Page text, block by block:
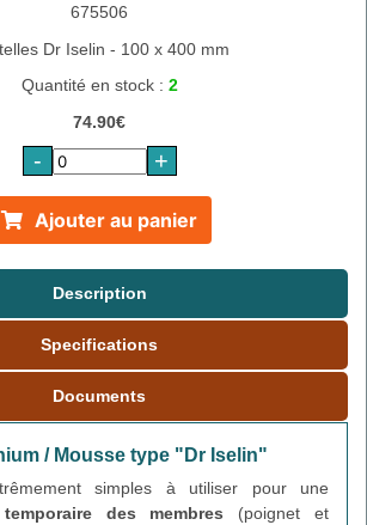
675506
Dr Iselin - 100 x 400 mm
Quantité en stock : 2
74.90€
- +
Ajouter au panier
Description
Specifications
Documents
/ Mousse type "Dr Iselin"
simples à utiliser pour une
des membres (poignet et